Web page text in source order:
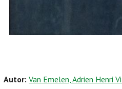
Autor: Van Emelen, Adrien Henri